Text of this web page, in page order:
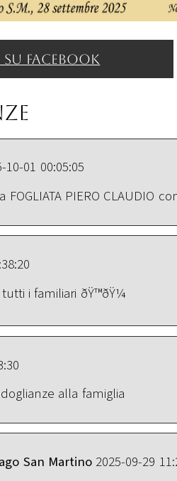
facebook
10-01 00:05:05
PIERO CLAUDIO
i familiari ðŸ™ðŸ¼
alla famiglia
San Martino 2025-09-29